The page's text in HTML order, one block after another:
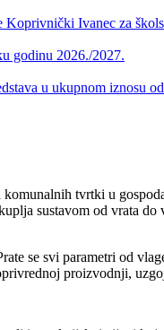
Koprivnički Ivanec za
godinu 2026./2027.
u ukupnom iznosu
tvrtki u
sustavom od vrata do
se svi parametri od
proizvodnji,